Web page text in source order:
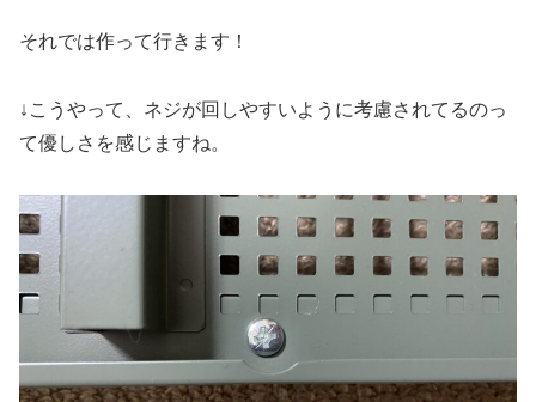
それでは作って行きます！
↓こうやって、ネジが回しやすいように考慮されてるのっ
て優しさを感じますね。